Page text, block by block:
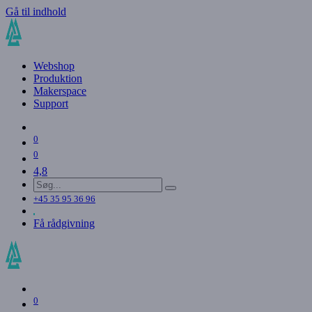
Gå til indhold
Webshop
Produktion
Makerspace
Support
0
0
4,8
+45 35 95 36 96
Få rådgivning
0